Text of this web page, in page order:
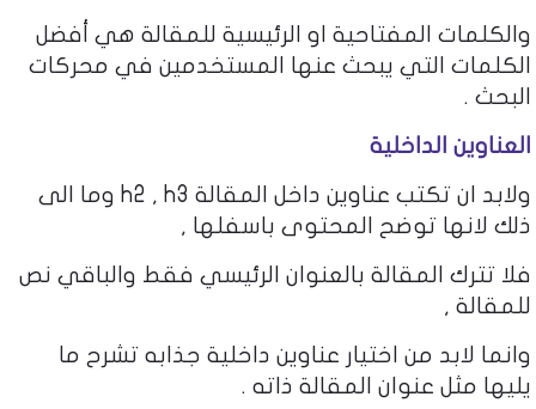
والكلمات المفتاحية او الرئيسية للمقالة هي أفضل
الكلمات التي يبحث عنها المستخدمين في محركات
البحث .
العناوين الداخلية
ولابد ان تكتب عناوين داخل المقالة h2 , h3 وما الى
ذلك لانها توضح المحتوى باسفلها ,
فلا تترك المقالة بالعنوان الرئيسي فقط والباقي نص
للمقالة ,
وانما لابد من اختيار عناوين داخلية جذابه تشرح ما
يليها مثل عنوان المقالة ذاته .